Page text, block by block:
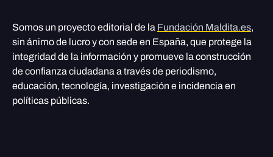
Somos un proyecto editorial de la Fundación Maldita.es,
sin ánimo de lucro y con sede en España, que protege la
integridad de la información y promueve la construcción
de confianza ciudadana a través de periodismo,
educación, tecnología, investigación e incidencia en
políticas públicas.